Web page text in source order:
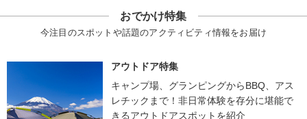
おでかけ特集
今注目のスポットや話題のアクティビティ情報をお届け
アウトドア特集
キャンプ場、グランピングからBBQ、アス
レチックまで！非日常体験を存分に堪能で
きるアウトドアスポットを紹介